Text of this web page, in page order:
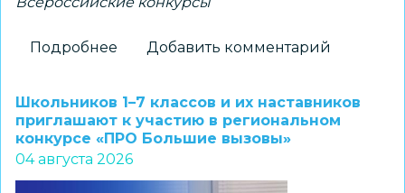
Подробнее
школьники
–
победители
всероссийского
Добавить комментарий
Школьников 1–7 классов и их наставников
приглашают к участию в региональном
конкурсе «ПРО Большие вызовы»
04 августа 2026